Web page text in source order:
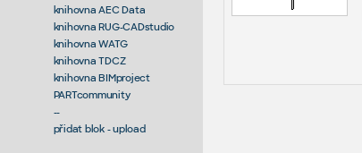
knihovna AEC Data
knihovna RUG-CADstudio
knihovna WATG
knihovna TDCZ
knihovna BIMproject
PARTcommunity
--
přidat blok - upload